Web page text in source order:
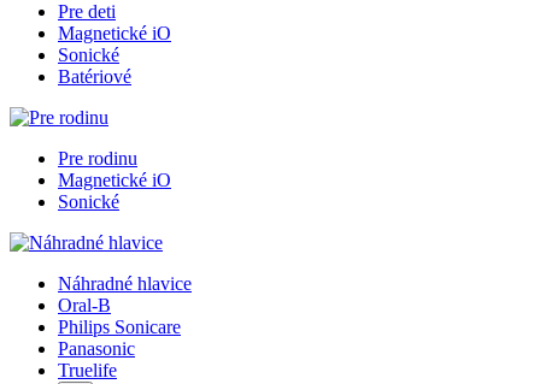
Pre deti
Magnetické iO
Sonické
Batériové
Pre rodinu
Magnetické iO
Sonické
Náhradné hlavice
Oral-B
Philips Sonicare
Panasonic
Truelife